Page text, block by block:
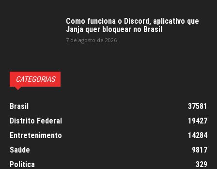
Como funciona o Discord, aplicativo que
Janja quer bloquear no Brasil
7 de agosto de 2026
CATEGORIAS
Brasil
37581
Distrito Federal
19427
Entretenimento
14284
Saúde
9817
Politica
329